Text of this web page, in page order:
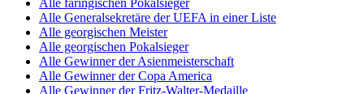
Alle färingischen Pokalsieger
Alle Generalsekretäre der UEFA in einer Liste
Alle georgischen Meister
Alle georgischen Pokalsieger
Alle Gewinner der Asienmeisterschaft
Alle Gewinner der Copa America
Alle Gewinner der Fritz-Walter-Medaille